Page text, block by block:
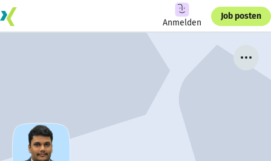
Anmelden
Job posten